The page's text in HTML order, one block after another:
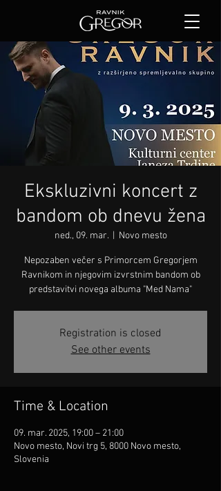
Ekskluzivni koncert z
bandom ob dnevu žena
ned., 09. mar.
  |
Novo mesto
Nepozaben večer s Primorcem Gregorjem
Ravnikom in njegovim izvrstnim bandom ob
predstavitvi novega albuma "Med Nama"
Registration is closed
See other events
Time & Location
09. mar. 2025, 19:00 – 21:00
Novo mesto, Novi trg 5, 8000 Novo mesto,
Slovenia